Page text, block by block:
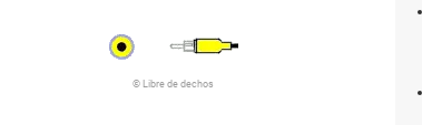
© Libre de dechos